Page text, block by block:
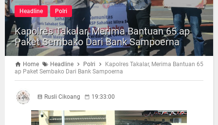
Headline Polri
Kapolres Takalar, Merima Bantuan 65 ap
Paket Sembako Dari Bank Sampoerna
Home Headline Polri
Kapolres Takalar, Merima Bantuan 65
ap Paket Sembako Dari Bank Sampoerna
Rusli Cikoang 19:33:00